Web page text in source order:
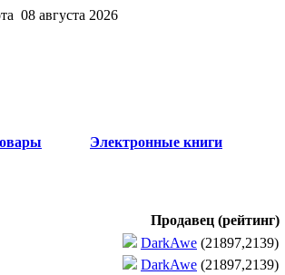
08 августа 2026
Электронные книги
Продавец (рейтинг)
DarkAwe (21897,2139)
DarkAwe (21897,2139)